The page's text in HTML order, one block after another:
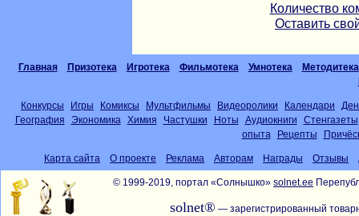
Количество
Оставить
Главная Призотека Игротека Фильмотека Умнотека
Методитека
Конкурсы Игры Комиксы Мультфильмы Видеоролики Календари
География
Экономика Химия Частушки Ноты Аудиокниги
Стенгазеты
опыта
Рецепты
Карта сайта О проекте Реклама Авторам Награды Отзывы
© 1999-2019, портал «Солнышко» solnet.ee
solnet® — зарегистрированный